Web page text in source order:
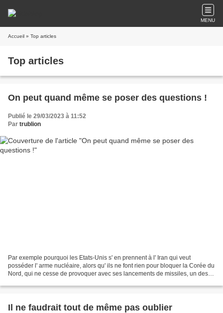
MENU
Accueil » Top articles
Top articles
On peut quand même se poser des questions !
Publié le 29/03/2023 à 11:52
Par trublion
Par exemple pourquoi les Etats-Unis s' en prennent à l' Iran qui veut
posséder l' arme nucléaire, alors qu' ils ne font rien pour bloquer la Corée du
Nord, qui ne cesse de provoquer avec ses lancements de missiles, un des
Il ne faudrait tout de même pas oublier